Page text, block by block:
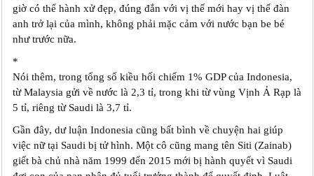
giờ có thể hành xử đẹp, đúng đắn với vị thế mới hay vị thế đàn
anh trở lại của mình, không phải mặc cảm với nước bạn be bé
như trước nữa.
*
Nói thêm, trong tổng số kiều hối chiếm 1% GDP của Indonesia,
từ Malaysia gửi về nước là 2,3 tỉ, trong khi từ vùng Vịnh Ả Rạp là
5 tỉ, riêng từ Saudi là 3,7 tỉ.
Gần đây, dư luận Indonesia cũng bất bình về chuyện hai giúp
việc nữ tại Saudi bị tử hình. Một cô cũng mang tên Siti (Zainab)
giết bà chủ nhà năm 1999 đến 2015 mới bị hành quyết vì Saudi